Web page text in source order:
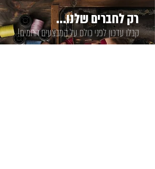
קבלו עדכון לפני כולם על המבצעים החמים!
רק לחברים שלנו...